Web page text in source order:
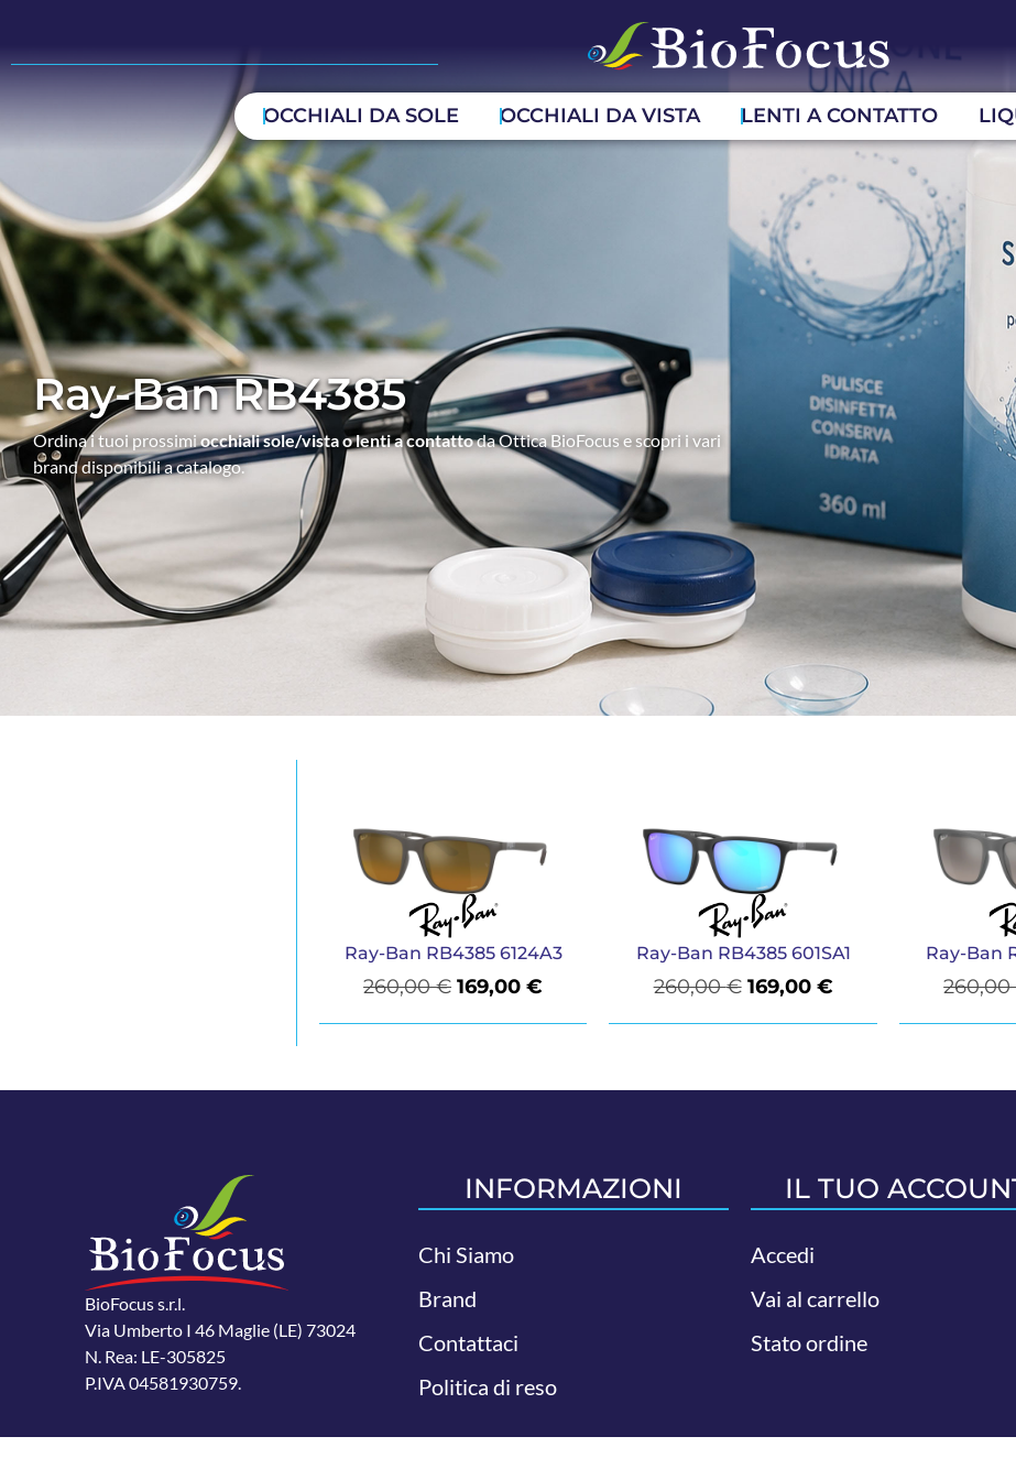
OCCHIALI DA SOLE OCCHIALI DA VISTA LENTI A CONTATTO
Ray-Ban RB4385
Ordina i tuoi prossimiocchiali sole/vista o lenti a contattoda Ottica BioFocus e scopri i vari
brand disponibili a catalogo.
Ray-Ban RB4385 6124A3
260,00€ 169,00€
Ray-Ban RB4385 601SA1
260,00€ 169,00 €
Ray-Ban
260,00
BioFocus s.r.l.
Via Umberto I 46 Maglie (LE) 73024
N. Rea: LE-305825
P.IVA 04581930759.
INFORMAZIONI
Chi Siamo
Brand
Contattaci
Politica di reso
IL TUO
Accedi
Vai al carrello
Stato ordine